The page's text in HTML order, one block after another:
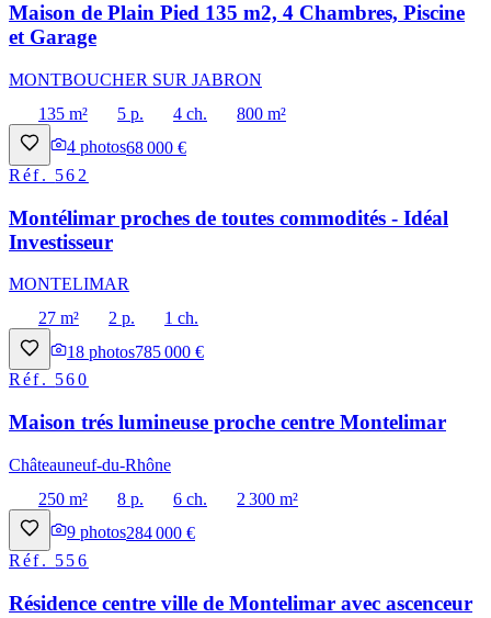
Maison de Plain Pied 135 m2, 4 Chambres, Piscine
et Garage
MONTBOUCHER SUR JABRON
135 m²
5 p. 4 ch.
800 m²
4 photos68 000 €
Réf. 562
Montélimar proches de toutes commodités - Idéal
Investisseur
MONTELIMAR
27 m²
2 p.
1 ch.
18 photos785 000 €
Réf. 560
Maison trés lumineuse proche centre Montelimar
Châteauneuf-du-Rhône
250 m²
8 p. 6 ch.
2 300 m²
9 photos284 000 €
Réf. 556
Résidence centre ville de Montelimar avec ascenceur